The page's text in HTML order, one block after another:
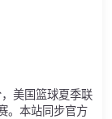
，美国篮球夏季联
。本站同步官方